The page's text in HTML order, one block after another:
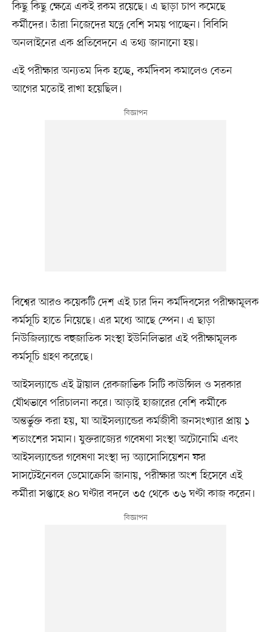
কিছু কিছু ক্ষেত্রে একই রকম রয়েছে। এ ছাড়া চাপ কমেছে
কর্মীদের। তাঁরা নিজেদের যত্নে বেশি সময় পাচ্ছেন। বিবিসি
অনলাইনের এক প্রতিবেদনে এ তথ্য জানানো হয়।
এই পরীক্ষার অন্যতম দিক হচ্ছে, কর্মদিবস কমালেও বেতন
আগের মতোই রাখা হয়েছিল।
বিশ্বের আরও কয়েকটি দেশ এই চার দিন কর্মদিবসের পরীক্ষামূলক
কর্মসূচি হাতে নিয়েছে। এর মধ্যে আছে স্পেন। এ ছাড়া
নিউজিল্যান্ডে বহুজাতিক সংস্থা ইউনিলিভার এই পরীক্ষামূলক
কর্মসূচি গ্রহণ করেছে।
আইসল্যান্ডে এই ট্রায়াল রেকজাভিক সিটি কাউন্সিল ও সরকার
যৌথভাবে পরিচালনা করে। আড়াই হাজারের বেশি কর্মীকে
অন্তর্ভুক্ত করা হয়, যা আইসল্যান্ডের কর্মজীবী জনসংখ্যার প্রায় ১
শতাংশের সমান। যুক্তরাজ্যের গবেষণা সংস্থা অটোনোমি এবং
আইসল্যান্ডের গবেষণা সংস্থা দ্য অ্যাসোসিয়েশন ফর
সাসটেইনেবল ডেমোক্রেসি জানায়, পরীক্ষার অংশ হিসেবে এই
কর্মীরা সপ্তাহে ৪০ ঘণ্টার বদলে ৩৫ থেকে ৩৬ ঘণ্টা কাজ করেন।